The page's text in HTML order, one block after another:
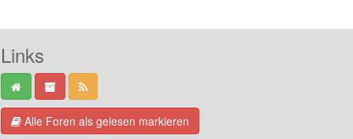
Links
Alle Foren als gelesen markieren